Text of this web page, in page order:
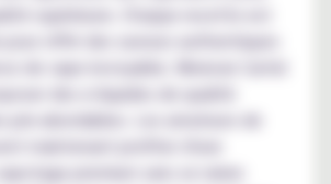
supérieure. Chaque recette est
pour offrir des saveurs authentiques
de vape incroyable. Mexican Cartel
des e-liquides de qualité
prix abordables. Les amateurs de
maintenant profiter d'une
premium sans se ruiner.